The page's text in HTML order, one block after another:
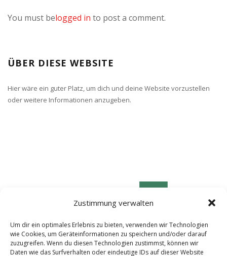
Zustimmung verwalten
Um dir ein optimales Erlebnis zu bieten, verwenden wir Technologien
wie Cookies, um Geräteinformationen zu speichern und/oder darauf
zuzugreifen. Wenn du diesen Technologien zustimmst, können wir
Daten wie das Surfverhalten oder eindeutige IDs auf dieser Website
You must belogged in to post a comment.
ÜBER DIESE WEBSITE
Hier wäre ein guter Platz, um dich und deine Website vorzustellen
oder weitere Informationen anzugeben.